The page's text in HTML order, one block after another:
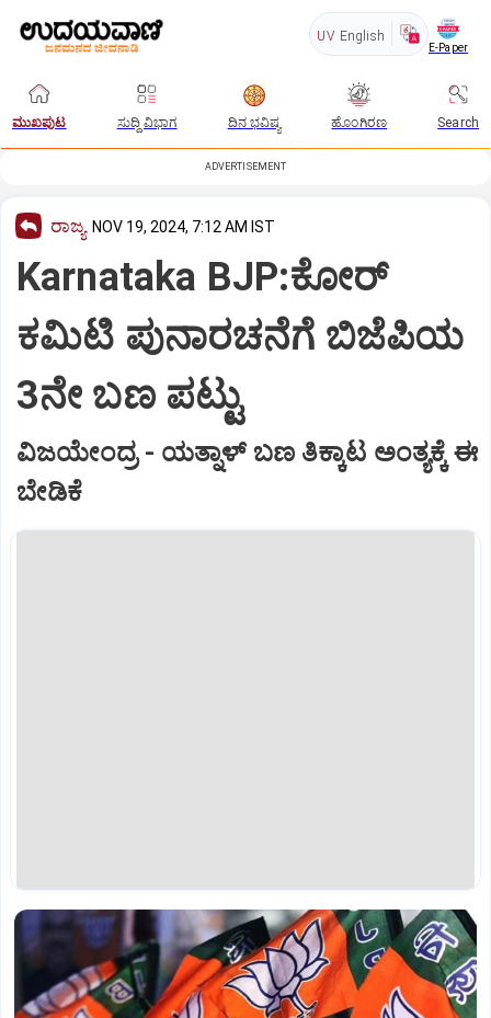
UV English
E-Paper
ಮುಖಪುಟ ಸುದ್ದಿ ವಿಭಾಗ ದಿನ ಭವಿಷ್ಯ ಹೊಂಗಿರಣ Search
ADVERTISEMENT
ರಾಜ್ಯ NOV 19, 2024, 7:12 AM IST
Karnataka BJP:ಕೋರ್‌
ಕಮಿಟಿ ಪುನಾರಚನೆಗೆ ಬಿಜೆಪಿಯ
3ನೇ ಬಣ ಪಟ್ಟು
ವಿಜಯೇಂದ್ರ - ಯತ್ನಾಳ್‌ ಬಣ ತಿಕ್ಕಾಟ ಅಂತ್ಯಕ್ಕೆ ಈ
ಬೇಡಿಕೆ